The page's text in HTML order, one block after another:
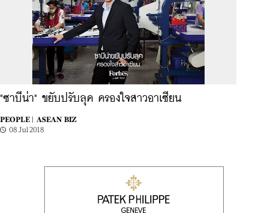
"ซาบีน่า" ขยับปรับลุค ครองใจสาวอาเซียน
PEOPLE |
ASEAN BIZ
08 Jul 2018